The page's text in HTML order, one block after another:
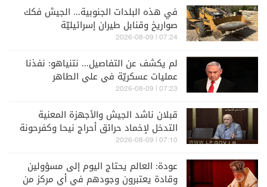
في هذه البلدات الجنوبية... الجيش فكك
صواريخ وقنابل طيران إسرائيليّة
07:24 | 2026-08-09
لم يكشف عن التفاصيل... نتنياهو: نفذنا
عمليات عسكريّة في علي الطاهر
07:23 | 2026-08-09
قبلان ناشد الجيش والأجهزة المعنية
التدخل لإخماد حرائق أحراج نيحا وكفرحونة
والبقاع الغربي
07:10 | 2026-08-09
عودة: العالم يحتاج اليوم إلى مسؤولين
وقادة يعتبرون وجودهم في أي مركز من